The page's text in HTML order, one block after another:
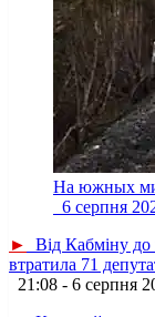
На южных
6 серпня
►
Від Кабміну до
втратила 71
21:08 - 6 серпня